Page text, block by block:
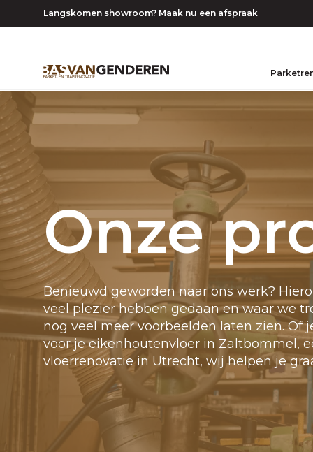
Langskomen showroom? Maak nu een afspraak
Onze
Benieuwd geworden naar ons werk?
veel plezier hebben gedaan en waar we
nog veel meer voorbeelden laten zien. Of
voor je eikenhoutenvloer in Zaltbommel,
vloerrenovatie in Utrecht, wij helpen je